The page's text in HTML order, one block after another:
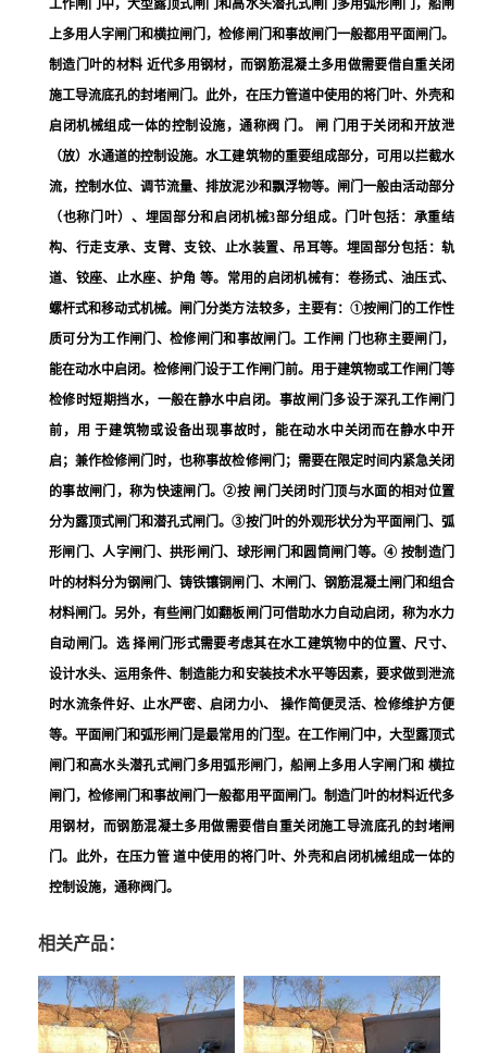
工作闸门中，大型露顶式闸门和高水头潜孔式闸门多用弧形闸门，船闸
上多用人字闸门和横拉闸门，检修闸门和事故闸门一般都用平面闸门。
制造门叶的材料 近代多用钢材，而钢筋混凝土多用做需要借自重关闭
施工导流底孔的封堵闸门。此外，在压力管道中使用的将门叶、外壳和
启闭机械组成一体的控制设施，通称阀 门。 闸 门用于关闭和开放泄
（放）水通道的控制设施。水工建筑物的重要组成部分，可用以拦截水
流，控制水位、调节流量、排放泥沙和飘浮物等。闸门一般由活动部分
（也称门叶）、埋固部分和启闭机械3部分组成。门叶包括：承重结
构、行走支承、支臂、支铰、止水装置、吊耳等。埋固部分包括：轨
道、铰座、止水座、护角 等。常用的启闭机械有：卷扬式、油压式、
螺杆式和移动式机械。闸门分类方法较多，主要有：①按闸门的工作性
质可分为工作闸门、检修闸门和事故闸门。工作闸 门也称主要闸门，
能在动水中启闭。检修闸门设于工作闸门前。用于建筑物或工作闸门等
检修时短期挡水，一般在静水中启闭。事故闸门多设于深孔工作闸门
前，用 于建筑物或设备出现事故时，能在动水中关闭而在静水中开
启；兼作检修闸门时，也称事故检修闸门；需要在限定时间内紧急关闭
的事故闸门，称为快速闸门。②按 闸门关闭时门顶与水面的相对位置
分为露顶式闸门和潜孔式闸门。③按门叶的外观形状分为平面闸门、弧
形闸门、人字闸门、拱形闸门、球形闸门和圆筒闸门等。④ 按制造门
叶的材料分为钢闸门、铸铁镶铜闸门、木闸门、钢筋混凝土闸门和组合
材料闸门。另外，有些闸门如翻板闸门可借助水力自动启闭，称为水力
自动闸门。选 择闸门形式需要考虑其在水工建筑物中的位置、尺寸、
设计水头、运用条件、制造能力和安装技术水平等因素，要求做到泄流
时水流条件好、止水严密、启闭力小、 操作简便灵活、检修维护方便
等。平面闸门和弧形闸门是最常用的门型。在工作闸门中，大型露顶式
闸门和高水头潜孔式闸门多用弧形闸门，船闸上多用人字闸门和 横拉
闸门，检修闸门和事故闸门一般都用平面闸门。制造门叶的材料近代多
用钢材，而钢筋混凝土多用做需要借自重关闭施工导流底孔的封堵闸
门。此外，在压力管 道中使用的将门叶、外壳和启闭机械组成一体的
控制设施，通称阀门。
相关产品：